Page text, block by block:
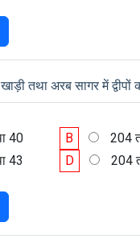
तथा अरब सागर में
40 B
204
43 D 204